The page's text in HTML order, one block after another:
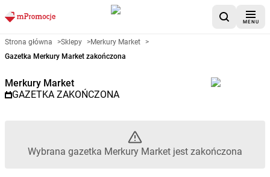
MENU
Gazetka promocyjna Merkury
Strona główna >Sklepy >Merkury Market >
Gazetka Merkury Market zakończona
Merkury Market
GAZETKA ZAKOŃCZONA
Wybrana gazetka Merkury Market jest zakończona